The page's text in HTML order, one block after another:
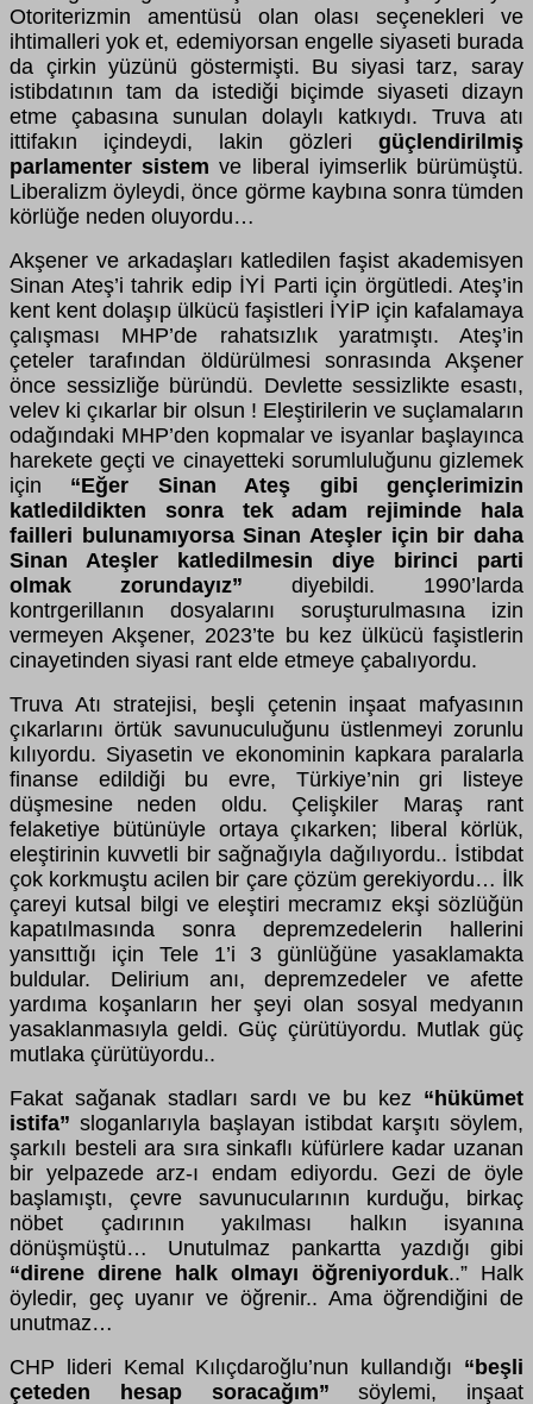
Otoriterizmin amentüsü olan olası seçenekleri ve
ihtimalleri yok et, edemiyorsan engelle siyaseti burada
da çirkin yüzünü göstermişti. Bu siyasi tarz, saray
istibdatının tam da istediği biçimde siyaseti dizayn
etme çabasına sunulan dolaylı katkıydı. Truva atı
ittifakın içindeydi, lakin gözleri güçlendirilmiş
parlamenter sistem ve liberal iyimserlik bürümüştü.
Liberalizm öyleydi, önce görme kaybına sonra tümden
körlüğe neden oluyordu…
Akşener ve arkadaşları katledilen faşist akademisyen
Sinan Ateş’i tahrik edip İYİ Parti için örgütledi. Ateş’in
kent kent dolaşıp ülkücü faşistleri İYİP için kafalamaya
çalışması MHP’de rahatsızlık yaratmıştı. Ateş’in
çeteler tarafından öldürülmesi sonrasında Akşener
önce sessizliğe büründü. Devlette sessizlikte esastı,
velev ki çıkarlar bir olsun ! Eleştirilerin ve suçlamaların
odağındaki MHP’den kopmalar ve isyanlar başlayınca
harekete geçti ve cinayetteki sorumluluğunu gizlemek
için “Eğer Sinan Ateş gibi gençlerimizin
katledildikten sonra tek adam rejiminde hala
failleri bulunamıyorsa Sinan Ateşler için bir daha
Sinan Ateşler katledilmesin diye birinci parti
olmak zorundayız” diyebildi. 1990’larda
kontrgerillanın dosyalarını soruşturulmasına izin
vermeyen Akşener, 2023’te bu kez ülkücü faşistlerin
cinayetinden siyasi rant elde etmeye çabalıyordu.
Truva Atı stratejisi, beşli çetenin inşaat mafyasının
çıkarlarını örtük savunuculuğunu üstlenmeyi zorunlu
kılıyordu. Siyasetin ve ekonominin kapkara paralarla
finanse edildiği bu evre, Türkiye’nin gri listeye
düşmesine neden oldu. Çelişkiler Maraş rant
felaketiye bütünüyle ortaya çıkarken; liberal körlük,
eleştirinin kuvvetli bir sağnağıyla dağılıyordu.. İstibdat
çok korkmuştu acilen bir çare çözüm gerekiyordu… İlk
çareyi kutsal bilgi ve eleştiri mecramız ekşi sözlüğün
kapatılmasında sonra depremzedelerin hallerini
yansıttığı için Tele 1’i 3 günlüğüne yasaklamakta
buldular. Delirium anı, depremzedeler ve afette
yardıma koşanların her şeyi olan sosyal medyanın
yasaklanmasıyla geldi. Güç çürütüyordu. Mutlak güç
mutlaka çürütüyordu..
Fakat sağanak stadları sardı ve bu kez “hükümet
istifa” sloganlarıyla başlayan istibdat karşıtı söylem,
şarkılı besteli ara sıra sinkaflı küfürlere kadar uzanan
bir yelpazede arz-ı endam ediyordu. Gezi de öyle
başlamıştı, çevre savunucularının kurduğu, birkaç
nöbet çadırının yakılması halkın isyanına
dönüşmüştü… Unutulmaz pankartta yazdığı gibi
“direne direne halk olmayı öğreniyorduk..” Halk
öyledir, geç uyanır ve öğrenir.. Ama öğrendiğini de
unutmaz…
CHP lideri Kemal Kılıçdaroğlu’nun kullandığı “beşli
çeteden hesap soracağım” söylemi, inşaat